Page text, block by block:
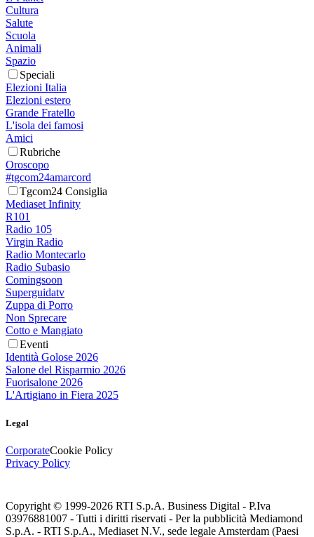
Cultura
Salute
Scuola
Animali
Spazio
Speciali
Elezioni Italia
Elezioni estero
Grande Fratello
L'isola dei famosi
Amici
Rubriche
Oroscopo
#tgcom24amarcord
Tgcom24 Consiglia
Mediaset Infinity
R101
Radio 105
Virgin Radio
Radio Montecarlo
Radio Subasio
Comingsoon
Superguidatv
Zuppa di Porro
Non Sprecare
Cotto e Mangiato
Eventi
Identità Golose 2026
Salone del Risparmio 2026
Fuorisalone 2026
L'Artigiano in Fiera 2025
Legal
CorporateCookie Policy
Privacy Policy
Copyright © 1999-2026 RTI S.p.A. Business Digital - P.Iva
03976881007 - Tutti i diritti riservati - Per la pubblicità Mediamond
S.p.A. - RTI S.p.A., Mediaset N.V., sede legale Amsterdam (Paesi